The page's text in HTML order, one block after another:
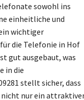
sowohl ins
einheitliche und
wichtiger
die Telefonie in Hof
gut ausgebaut, was
in die
stellt sicher, dass
nicht nur ein